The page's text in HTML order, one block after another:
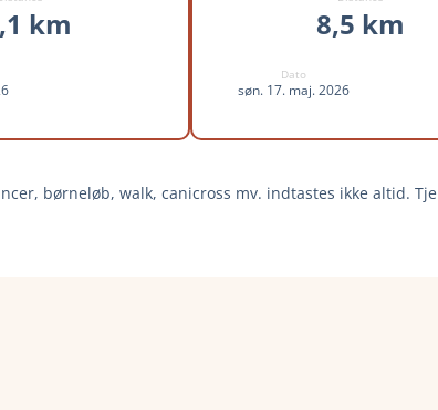
km 8,5 km
Dato
søn. 17. maj. 2026
børneløb, walk, canicross mv. indtastes ikke altid.